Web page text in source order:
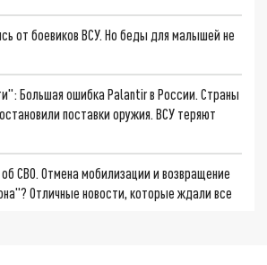
от боевиков ВСУ. Но беды для малышей не
Большая ошибка Palantir в России. Страны
поставки оружия. ВСУ теряют
СВО. Отмена мобилизации и возвращение
Отличные новости, которые ждали все